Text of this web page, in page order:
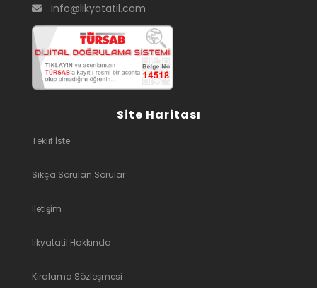
info@likyatatil.com
Site Haritası
Teklif İste
Sıkça Sorulan Sorular
İletişim
likyatatil Hakkında
Kiralama Sözleşmesi